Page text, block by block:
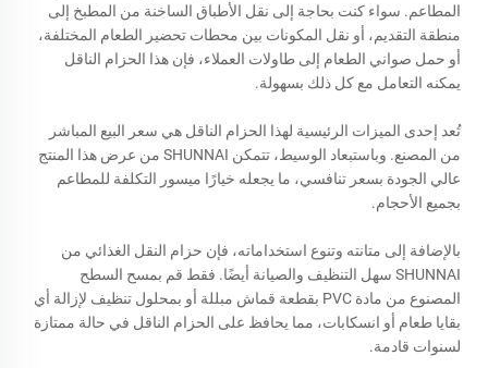
المطاعم. سواء كنت بحاجة إلى نقل الأطباق الساخنة من المطبخ إلى
منطقة التقديم، أو نقل المكونات بين محطات تحضير الطعام المختلفة،
أو حمل صواني الطعام إلى طاولات العملاء، فإن هذا الحزام الناقل
يمكنه التعامل مع كل ذلك بسهولة.
تُعد إحدى الميزات الرئيسية لهذا الحزام الناقل هي سعر البيع المباشر
من المصنع. وباستبعاد الوسيط، تتمكن SHUNNAI من عرض هذا المنتج
عالي الجودة بسعر تنافسي، ما يجعله خيارًا ميسور التكلفة للمطاعم
بجميع الأحجام.
بالإضافة إلى متانته وتنوع استخداماته، فإن حزام النقل الغذائي من
SHUNNAI سهل التنظيف والصيانة أيضًا. فقط قم بمسح السطح
المصنوع من مادة PVC بقطعة قماش مبللة أو بمحلول تنظيف لإزالة أي
بقايا طعام أو انسكابات، مما يحافظ على الحزام الناقل في حالة ممتازة
لسنوات قادمة.